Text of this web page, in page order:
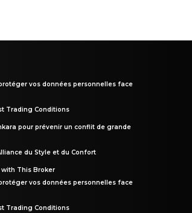
vos données personnelles face
Trading Conditions
pour prévenir un conflit de grande
du Style et du Confort
This Broker
vos données personnelles face
Trading Conditions